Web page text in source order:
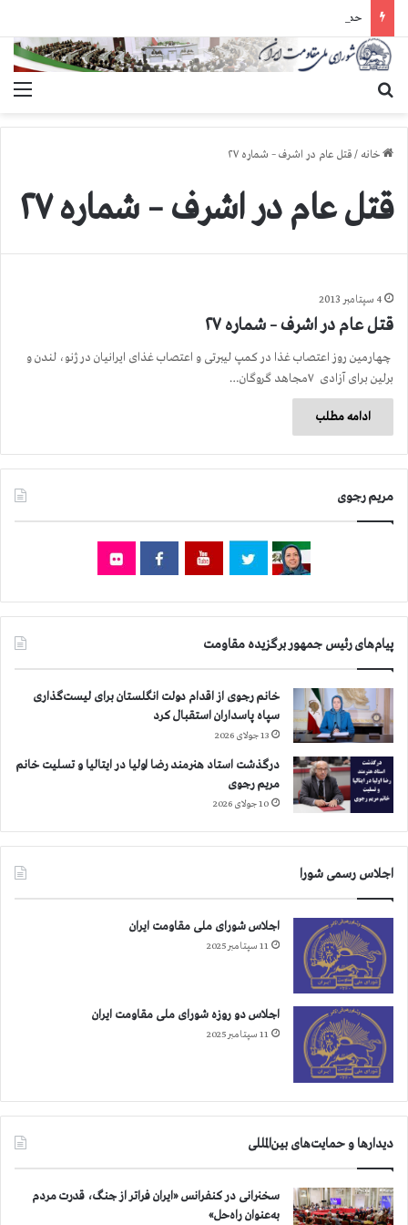
خانه /قتل عام در اشرف – شماره ۲۷
قتل عام در اشرف – شماره ۲۷
4 سپتامبر 2013
قتل عام در اشرف – شماره ۲۷
چهارمین روز اعتصاب غذا در کمپ لیبرتی و اعتصاب غذای ایرانیان در ژنو، لندن و
برلین برای آزادی ۷مجاهد گروگان…
ادامه مطلب
مریم رجوی
پیام‌های رئیس جمهور برگزیده مقاومت
خانم رجوی از اقدام دولت انگلستان برای لیست‌گذاری
سپاه پاسداران استقبال کرد
13 جولای 2026
درگذشت استاد هنرمند رضا اولیا در ایتالیا و تسلیت خانم
مریم رجوی
10 جولای 2026
اجلاس رسمی شورا
اجلاس شورای ملی مقاومت ایران
11 سپتامبر 2025
اجلاس دو روزه شورای ملی مقاومت ایران
11 سپتامبر 2025
دیدارها و حمایت‌های بین‌المللی
سخنرانی در کنفرانس «ایران فراتر از جنگ، قدرت مردم
به‌عنوان راه‌حل»